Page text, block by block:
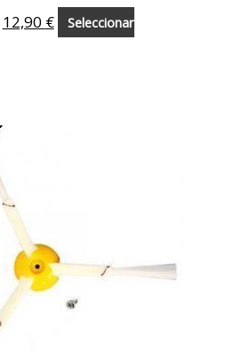
12,90 €
Seleccionar